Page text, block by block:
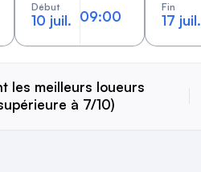
Début
10 juil.
Fin
17 juil.
les meilleurs loueurs
à 7/10)